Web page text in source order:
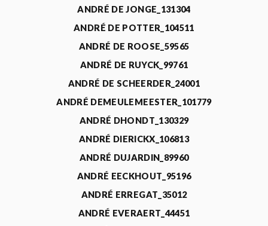
ANDRÉ DE JONGE_131304
ANDRÉ DE POTTER_104511
ANDRÉ DE ROOSE_59565
ANDRÉ DE RUYCK_99761
ANDRÉ DE SCHEERDER_24001
ANDRÉ DEMEULEMEESTER_101779
ANDRÉ DHONDT_130329
ANDRÉ DIERICKX_106813
ANDRÉ DUJARDIN_89960
ANDRÉ EECKHOUT_95196
ANDRÉ ERREGAT_35012
ANDRÉ EVERAERT_44451